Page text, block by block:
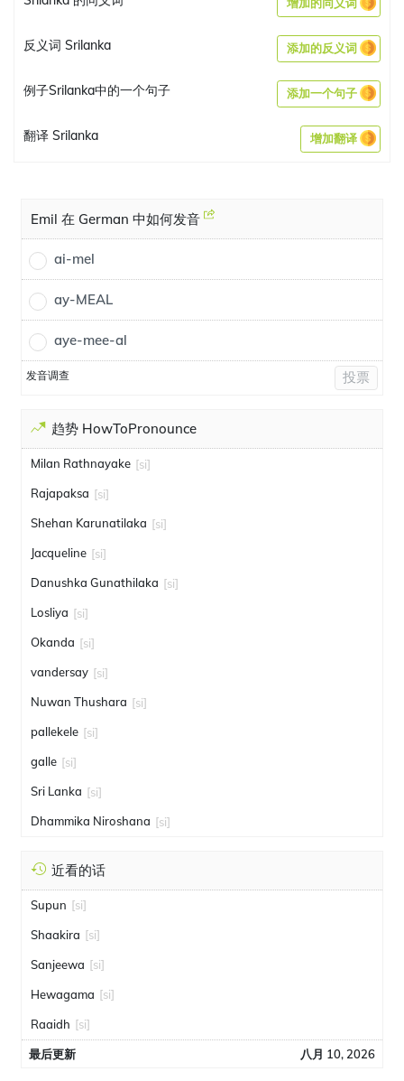
增加的同义词
反义词 Srilanka 添加的反义词
例子Srilanka中的一个句子 添加一个句子
翻译 Srilanka 增加翻译
Emil 在 German 中如何发音
ai-mel
ay-MEAL
aye-mee-al
发音调查 投票
趋势 HowToPronounce
Milan Rathnayake [si]
Rajapaksa [si]
Shehan Karunatilaka [si]
Jacqueline [si]
Danushka Gunathilaka [si]
Losliya [si]
Okanda [si]
vandersay [si]
Nuwan Thushara [si]
pallekele [si]
galle [si]
Sri Lanka [si]
Dhammika Niroshana [si]
近看的话
Supun [si]
Shaakira [si]
Sanjeewa [si]
Hewagama [si]
Raaidh [si]
最后更新 八月 10, 2026